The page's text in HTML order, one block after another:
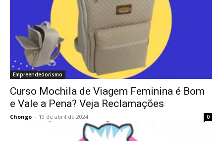
Empreendedorismo
Curso Mochila de Viagem Feminina é Bom
e Vale a Pena? Veja Reclamações
Chongo - 19 de abril de 2024 0